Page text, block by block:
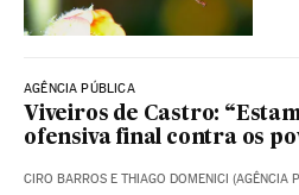
AGÊNCIA PÚBLICA
Viveiros de Castro:
ofensiva final contra os
CIRO BARROS E THIAGO DOMENICI (AGÊNCIA